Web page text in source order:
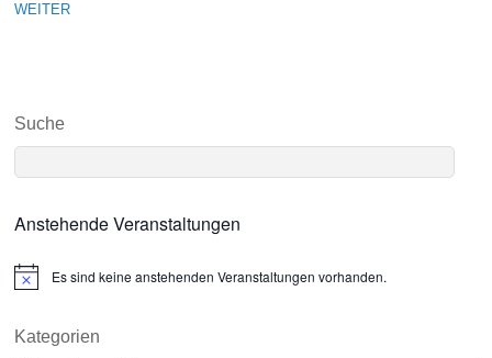
WEITER
Suche
Anstehende Veranstaltungen
N
i
Es sind keine anstehenden Veranstaltungen vorhanden.
Kategorien